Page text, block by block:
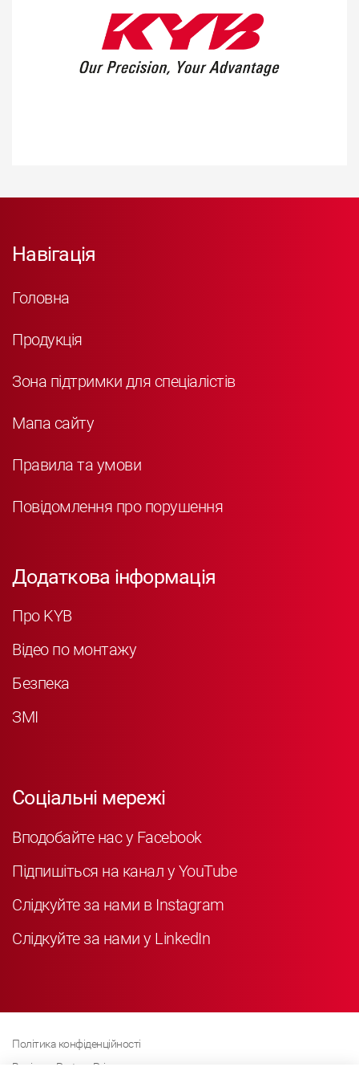
Навігація
Головна
Продукція
Зона підтримки для спеціалістів
Мапа сайту
Правила та умови
Повідомлення про порушення
Додаткова інформація
Про KYB
Відео по монтажу
Безпека
ЗМІ
Соціальні мережі
Вподобайте нас у Facebook
Підпишіться на канал у YouTube
Слідкуйте за нами в Instagram
Слідкуйте за нами у LinkedIn
Політика конфіденційності
Business Partner Privacy